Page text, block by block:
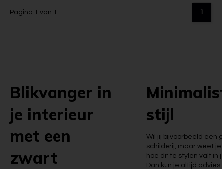
Pagina 1 van 1 1
Blikvanger in
je interieur
met een
zwart
stijl
Wil jij bijvoorbeeld een
schilderij, maar weet
hoe dit te stylen valt in
Dan kun je altijd advies